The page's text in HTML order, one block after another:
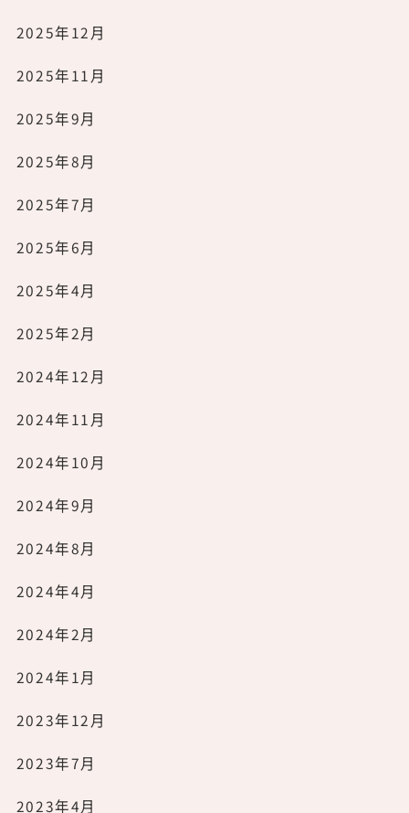
2025年12月
2025年11月
2025年9月
2025年8月
2025年7月
2025年6月
2025年4月
2025年2月
2024年12月
2024年11月
2024年10月
2024年9月
2024年8月
2024年4月
2024年2月
2024年1月
2023年12月
2023年7月
2023年4月